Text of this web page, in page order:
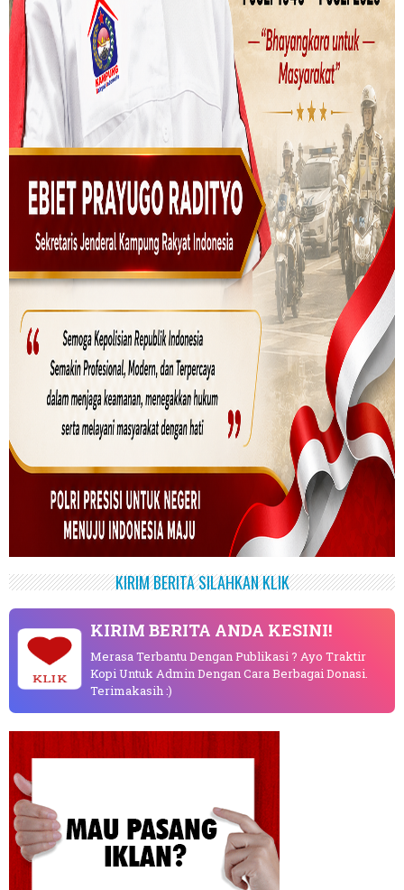
KIRIM BERITA SILAHKAN KLIK
KLIK
KIRIM BERITA ANDA KESINI!
Merasa Terbantu Dengan Publikasi ? Ayo Traktir
Kopi Untuk Admin Dengan Cara Berbagai Donasi.
Terimakasih :)